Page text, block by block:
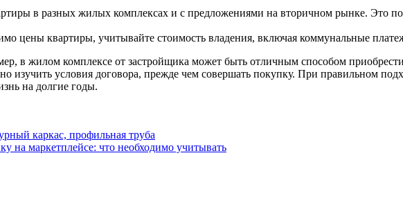
в разных жилых комплексах и с предложениями на вторичном рынке. Это
цены квартиры, учитывайте стоимость владения, включая коммунальные
в жилом комплексе от застройщика может быть отличным способом
изучить условия договора, прежде чем совершать покупку. При правильном
на долгие годы.
каркас, профильная труба
на маркетплейсе: что необходимо учитывать